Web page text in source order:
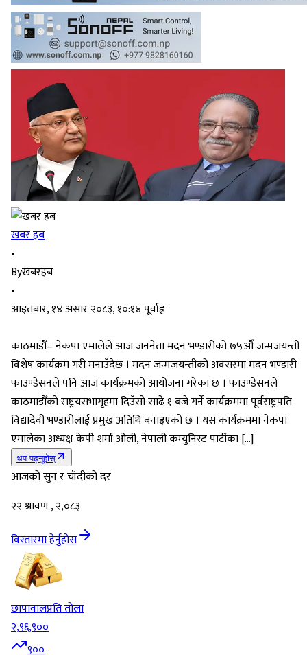
खबर हब
•
Byखबरहब
•
आइतबार, १४ असार २०८३, १०:१४ पूर्वाह्न
काठमाडौँ– नेकपा एमालेले आज जननेता मदन भण्डारीको ७५औँ जन्मजयन्ती
विशेष कार्यक्रम गरी मनाउँदैछ । मदन जन्मजयन्तीको अवसरमा मदन भण्डारी
फाउण्डेसनले पनि आज कार्यक्रमको आयोजना गरेका छ । फाउण्डेसनले
काठमाडौँको राष्ट्रयसभागृहमा दिउँसो साढे १ बजे गर्ने कार्यक्रममा पूर्वराष्ट्रपति
विद्यादेवी भण्डारीलाई प्रमुख अतिथि बनाइएको छ । यस कार्यक्रममा नेकपा
एमालेका अध्यक्ष केपी शर्मा ओली, नेपाली कम्युनिस्ट पार्टीका […]
थप पढ्नुहोस्
आजको सुन र चाँदीको दर
२२ श्रावण , २,०८३
विस्तारमा हेर्नुहोस
छापावालप्रति तोला
२,९६,९००
९००